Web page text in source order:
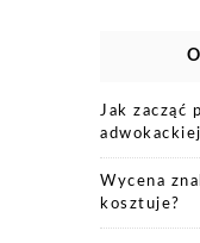
Jak zacząć
Wycena
kosztuje?